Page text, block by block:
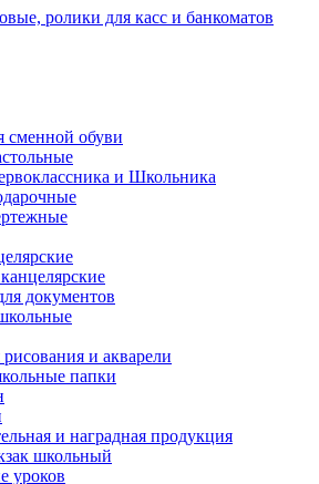
ролики для касс и банкоматов
обуви
и Школьника
документов
и акварели
папки
и наградная продукция
школьный
уроков